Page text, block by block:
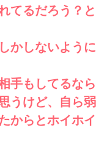
てるだろう？と
かしないように
手もしてるなら
うけど、自ら弱
からとホイホイ